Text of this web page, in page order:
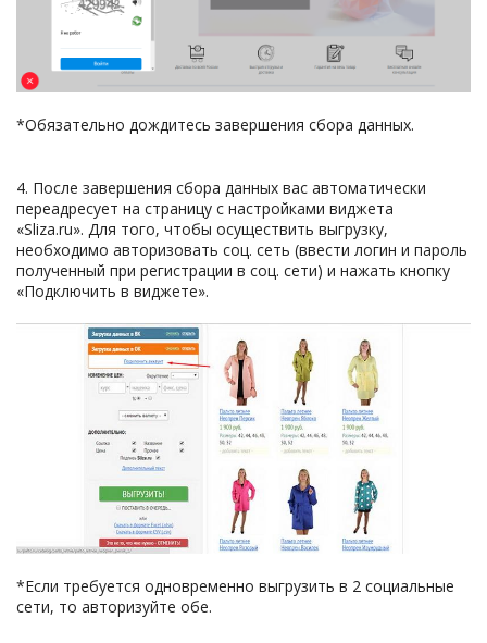
*Обязательно дождитесь завершения сбора данных.
4. После завершения сбора данных вас автоматически
переадресует на страницу с настройками виджета
«Sliza.ru». Для того, чтобы осуществить выгрузку,
необходимо авторизовать соц. сеть (ввести логин и пароль
полученный при регистрации в соц. сети) и нажать кнопку
«Подключить в виджете».
*Если требуется одновременно выгрузить в 2 социальные
сети, то авторизуйте обе.